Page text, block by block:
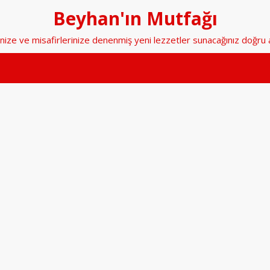
Beyhan'ın Mutfağı
ve misafirlerinize denenmiş yeni lezzetler sunacağınız doğru